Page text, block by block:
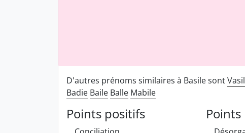
D'autres prénoms similaires à Basile sont
Badie Baile Balle Mabile
Points positifs